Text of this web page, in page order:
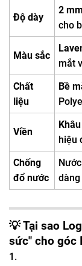
Độ dày
2 mm
cho
Màu sắc
mắt
Chất
liệu
Bề
Viền
hiệu
Chống
đổ nước
💡 Tại sao
sức" cho góc